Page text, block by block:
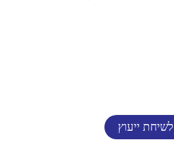
לשיחת ייעוץ